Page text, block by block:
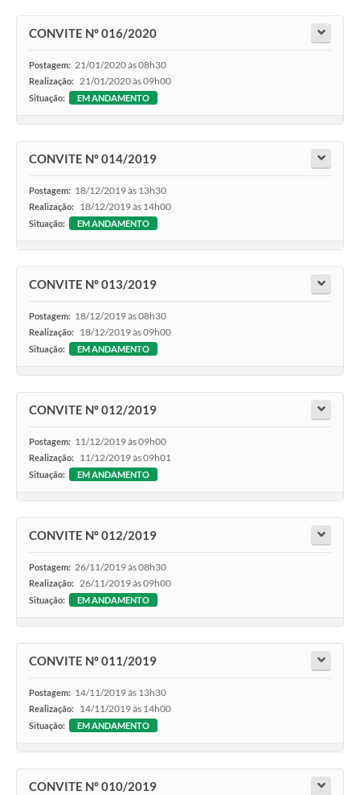
CONVITE Nº 016/2020
Postagem: 21/01/2020 às 08h30
Realização: 21/01/2020 às 09h00
Situação: EM ANDAMENTO
CONVITE Nº 014/2019
Postagem: 18/12/2019 às 13h30
Realização: 18/12/2019 às 14h00
Situação: EM ANDAMENTO
CONVITE Nº 013/2019
Postagem: 18/12/2019 às 08h30
Realização: 18/12/2019 às 09h00
Situação: EM ANDAMENTO
CONVITE Nº 012/2019
Postagem: 11/12/2019 às 09h00
Realização: 11/12/2019 às 09h01
Situação: EM ANDAMENTO
CONVITE Nº 012/2019
Postagem: 26/11/2019 às 08h30
Realização: 26/11/2019 às 09h00
Situação: EM ANDAMENTO
CONVITE Nº 011/2019
Postagem: 14/11/2019 às 13h30
Realização: 14/11/2019 às 14h00
Situação: EM ANDAMENTO
CONVITE Nº 010/2019